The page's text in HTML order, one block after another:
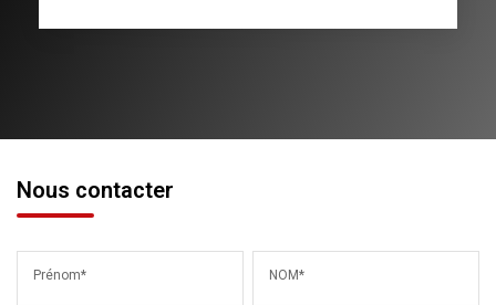
Nous contacter
Prénom* NOM*